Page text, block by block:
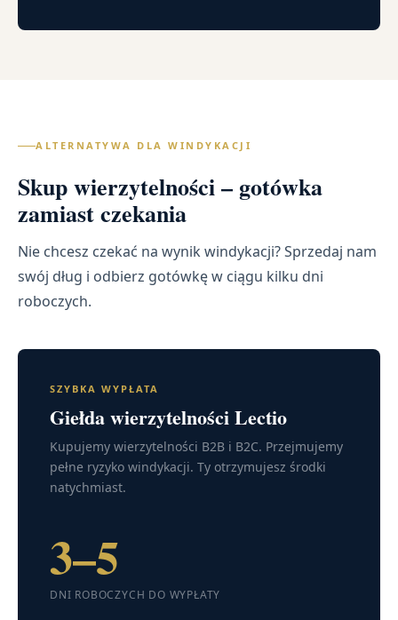
ALTERNATYWA DLA WINDYKACJI
Skup wierzytelności – gotówka
zamiast czekania
Nie chcesz czekać na wynik windykacji? Sprzedaj nam
swój dług i odbierz gotówkę w ciągu kilku dni
roboczych.
SZYBKA WYPŁATA
Giełda wierzytelności Lectio
Kupujemy wierzytelności B2B i B2C. Przejmujemy
pełne ryzyko windykacji. Ty otrzymujesz środki
natychmiast.
3–5
DNI ROBOCZYCH DO WYPŁATY